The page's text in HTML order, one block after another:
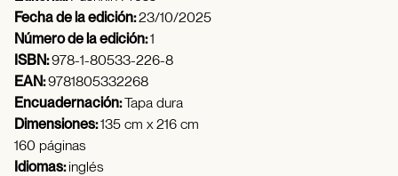
Fecha de la edición:23/10/2025
Número de la edición:1
ISBN:978-1-80533-226-8
EAN:9781805332268
Encuadernación:Tapa dura
Dimensiones:135 cm x 216 cm
160 páginas
Idiomas:inglés